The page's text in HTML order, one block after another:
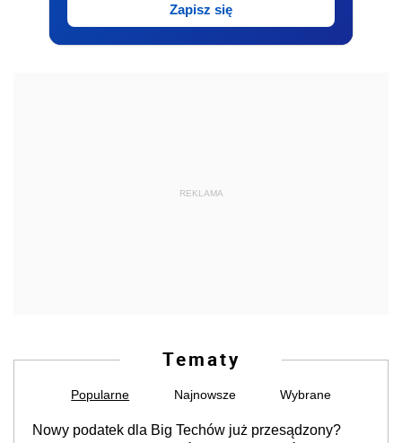
Zapisz się
REKLAMA
Tematy
Popularne Najnowsze Wybrane
Nowy podatek dla Big Techów już przesądzony?